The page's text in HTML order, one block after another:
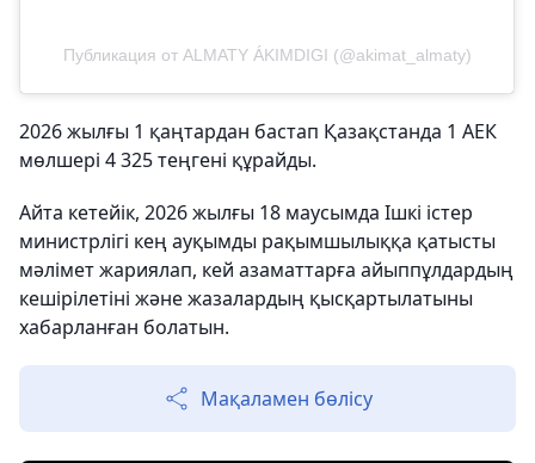
Публикация от ALMATY ÁKIMDIGI (@akimat_almaty)
2026 жылғы 1 қаңтардан бастап Қазақстанда 1 АЕК
мөлшері 4 325 теңгені құрайды.
Айта кетейік, 2026 жылғы 18 маусымда Ішкі істер
министрлігі кең ауқымды рақымшылыққа қатысты
мәлімет жариялап, кей азаматтарға айыппұлдардың
кешірілетіні және жазалардың қысқартылатыны
хабарланған болатын.
Мақаламен бөлісу